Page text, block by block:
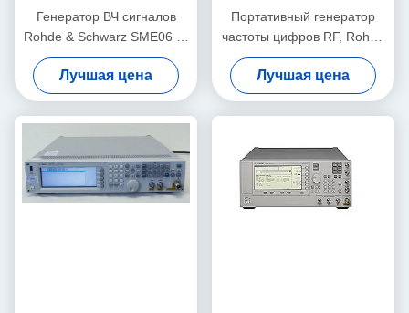
Генератор ВЧ сигналов
Rohde & Schwarz SME06 от
5 кГц до 6 ГГц в
настольном исполнении с
цифровой модуляцией
Лучшая цена
Портативный генератор
частоты цифров RF, Rohde
и Schwarz SMU200A
Лучшая цена